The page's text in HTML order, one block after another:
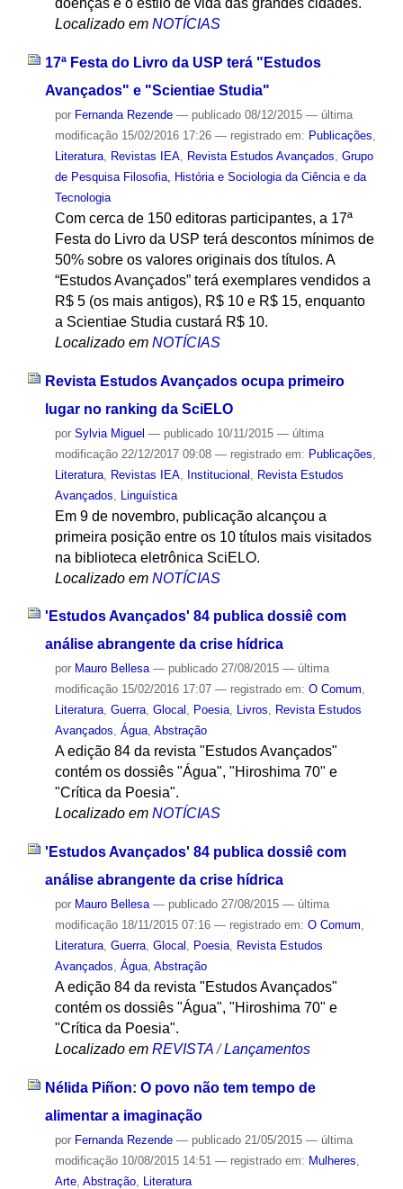
doenças e o estilo de vida das grandes cidades.
Localizado em NOTÍCIAS
17ª Festa do Livro da USP terá "Estudos
Avançados" e "Scientiae Studia"
por Fernanda Rezende — publicado08/12/2015 — última
modificação15/02/2016 17:26 — registrado em: Publicações,
Literatura, Revistas IEA, Revista Estudos Avançados, Grupo
de Pesquisa Filosofia, História e Sociologia da Ciência e da
Tecnologia
Com cerca de 150 editoras participantes, a 17ª
Festa do Livro da USP terá descontos mínimos de
50% sobre os valores originais dos títulos. A
“Estudos Avançados” terá exemplares vendidos a
R$ 5 (os mais antigos), R$ 10 e R$ 15, enquanto
a Scientiae Studia custará R$ 10.
Localizado em NOTÍCIAS
Revista Estudos Avançados ocupa primeiro
lugar no ranking da SciELO
por Sylvia Miguel — publicado10/11/2015 — última
modificação22/12/2017 09:08 — registrado em: Publicações
Literatura, Revistas IEA, Institucional
Revista Estudos
Avançados
Linguística
Em 9 de novembro, publicação alcançou a
primeira posição entre os 10 títulos mais visitados
na biblioteca eletrônica SciELO.
Localizado em NOTÍCIAS
'Estudos Avançados' 84 publica dossiê com
análise abrangente da crise hídrica
por Mauro Bellesa — publicado27/08/2015 — última
modificação15/02/2016 17:07 — registrado em: O Comum,
Literatura, Guerra, Glocal , Poesia, Livros, Revista Estudos
Avançados, Água, Abstração
A edição 84 da revista "Estudos Avançados"
contém os dossiês "Água", "Hiroshima 70" e
"Crítica da Poesia".
Localizado em NOTÍCIAS
'Estudos Avançados' 84 publica dossiê com
análise abrangente da crise hídrica
por Mauro Bellesa — publicado27/08/2015 — última
modificação18/11/2015 07:16 — registrado em: O Comum,
Literatura, Guerra, Glocal , Poesia, Revista Estudos
Avançados, Água, Abstração
A edição 84 da revista "Estudos Avançados"
contém os dossiês "Água", "Hiroshima 70" e
"Crítica da Poesia".
Localizado em REVISTA /Lançamentos
Nélida Piñon: O povo não tem tempo de
alimentar a imaginação
por Fernanda Rezende — publicado21/05/2015 — última
modificação10/08/2015 14:51 — registrado em: Mulheres
Arte, Abstração, Literatura